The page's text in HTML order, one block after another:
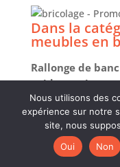
Dans la
meubles en
Rallonge de
guide pratique
Nous utilisons des
expérience sur notre
site, nous
Oui
Non